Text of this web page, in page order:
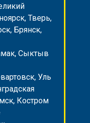
Тверь,
Брянск,
Сыктыв
Уль
Костром